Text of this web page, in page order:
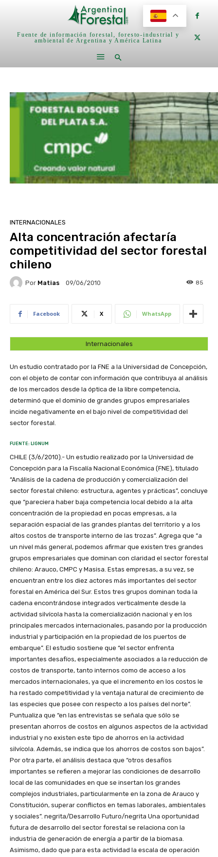
Fuente de información forestal, foresto-industrial y
ambiental de Argentina y América Latina
INTERNACIONALES
Alta concentración afectaría
competitividad del sector forestal
chileno
Por Matias 09/06/2010 85
Facebook X WhatsApp
Internacionales
Un estudio contratado por la FNE a la Universidad de Concepción,
con el objeto de contar con información que contribuya al análisis
de los mercados desde la óptica de la libre competencia,
determinó que el dominio de grandes grupos empresariales
incide negativamente en el bajo nivel de competitividad del
sector forestal.
FUENTE: LIGNUM
CHILE (3/6/2010).- Un estudio realizado por la Universidad de
Concepción para la Fiscalía Nacional Económica (FNE), titulado
“Análisis de la cadena de producción y comercialización del
sector forestal chileno: estructura, agentes y prácticas”, concluye
que “pareciera haber baja competencia local debido a la alta
concentración de la propiedad en pocas empresas, a la
separación espacial de las grandes plantas del territorio y a los
altos costos de transporte interno de las trozas”. Agrega que “a
un nivel más general, podemos afirmar que existen tres grandes
grupos empresariales que dominan con claridad el sector forestal
chileno: Arauco, CMPC y Masisa. Estas empresas, a su vez, se
encuentran entre los diez actores más importantes del sector
forestal en América del Sur. Estos tres grupos dominan toda la
cadena encontrándose integrados verticalmente desde la
actividad silvícola hasta la comercialización nacional y en los
principales mercados internacionales, pasando por la producción
industrial y participación en la propiedad de los puertos de
embarque”. El estudio sostiene que “el sector enfrenta
importantes desafíos, especialmente asociados a la reducción de
costos de transporte, tanto internos como de acceso a los
mercados internacionales, ya que el incremento en los costos le
ha restado competitividad y la ventaja natural de crecimiento de
las especies que posee con respecto a los países del norte”.
Puntualiza que “en las entrevistas se señala que sólo se
presentan ahorros de costos en algunos aspectos de la actividad
industrial y no existen este tipo de ahorros en la actividad
silvícola. Además, se indica que los ahorros de costos son bajos”.
Por otra parte, el análisis destaca que “otros desafíos
importantes se refieren a mejorar las condiciones de desarrollo
local de las comunidades en que se insertan los grandes
complejos industriales, particularmente en la zona de Arauco y
Constitución, superar conflictos en temas laborales, ambientales
y sociales”. negrita/Desarrollo Futuro/negrita Una oportunidad
futura de desarrollo del sector forestal se relaciona con la
industria de generación de energía a partir de la biomasa.
Asimismo, dado que para esta actividad la escala de operación